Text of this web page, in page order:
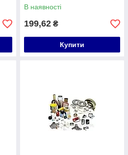
В наявності
199,62 ₴
Купити